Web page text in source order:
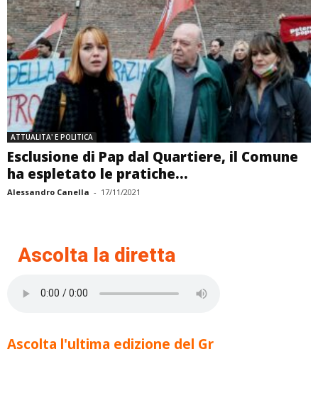
ATTUALITA' E POLITICA
Esclusione di Pap dal Quartiere, il Comune
ha espletato le pratiche...
Alessandro Canella - 17/11/2021
Ascolta la diretta
Ascolta l'ultima edizione del Gr